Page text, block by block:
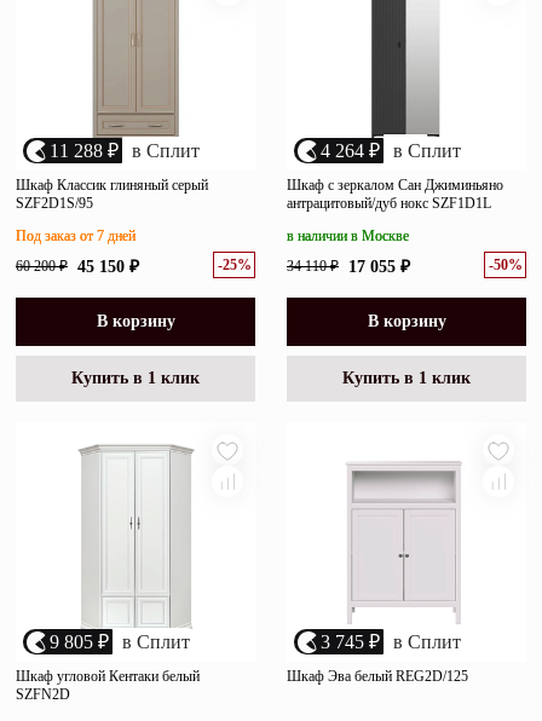
11 288 ₽ в Сплит
Шкаф Классик глиняный серый
SZF2D1S/95
60 200 ₽ 45 150 ₽ -25%
Под заказ от 7 дней
В корзину
Купить в 1 клик
4 264 ₽ в Сплит
Шкаф с зеркалом Сан Джиминьяно
антрацитовый/дуб нокс SZF1D1L
34 110 ₽ 17 055 ₽ -50%
в наличии в Москве
В корзину
Купить в 1 клик
9 805 ₽ в Сплит
Шкаф угловой Кентаки белый
SZFN2D
3 745 ₽ в Сплит
Шкаф Эва белый REG2D/125